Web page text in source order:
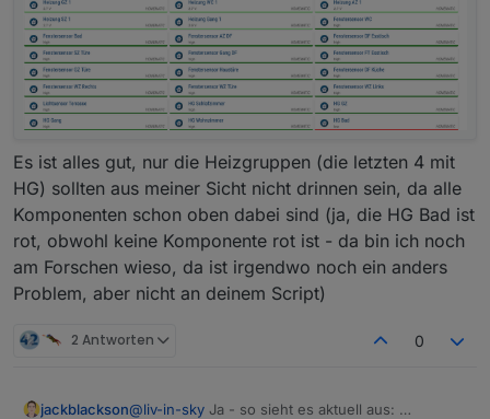
Es ist alles gut, nur die Heizgruppen (die letzten 4 mit
HG) sollten aus meiner Sicht nicht drinnen sein, da alle
Komponenten schon oben dabei sind (ja, die HG Bad ist
rot, obwohl keine Komponente rot ist - da bin ich noch
am Forschen wieso, da ist irgendwo noch ein anders
Problem, aber nicht an deinem Script)
2 Antworten 0
jackblackson@liv-in-sky Ja - so sieht es aktuell aus: